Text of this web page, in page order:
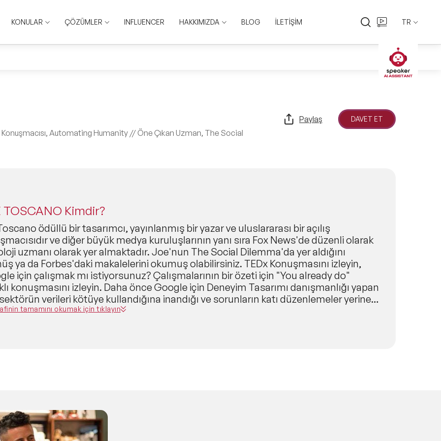
KONULAR ÇÖZÜMLER INFLUENCER HAKKIMIZDA BLOG İLETİŞİM TR
EN
TR
Konuşmacısı, Automating Humanity // Öne Çıkan Uzman, The Social
Paylaş DAVET ET
TOSCANO Kimdir?
ödüllü bir tasarımcı, yayınlanmış bir yazar ve uluslararası bir açılış
ve diğer büyük medya kuruluşlarının yanı sıra Fox News'de düzenli olarak
uzmanı olarak yer almaktadır. Joe'nun The Social Dilemma'da yer aldığını
ya da Forbes'daki makalelerini okumuş olabilirsiniz. TEDx Konuşmasını izleyin,
için çalışmak mı istiyorsunuz? Çalışmalarının bir özeti için "You already do"
konuşmasını izleyin. Daha önce Google için Deneyim Tasarımı danışmanlığı yapan
verileri kötüye kullandığına inandığı ve sorunların katı düzenlemeler yerine
yoluyla ele alınması gerektiğini düşündüğü için Silikon Vadisi'nden ayrıldı. Joe,
tamamını okumak için tıklayın